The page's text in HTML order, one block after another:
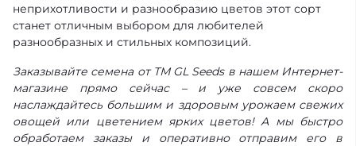
неприхотливости и разнообразию цветов этот сорт
станет отличным выбором для любителей
разнообразных и стильных композиций.
Заказывайте семена от ТМ GL Seeds в нашем Интернет-
магазине прямо сейчас – и уже совсем скоро
наслаждайтесь большим и здоровым урожаем свежих
овощей или цветением ярких цветов! А мы быстро
обработаем заказы и оперативно отправим его в